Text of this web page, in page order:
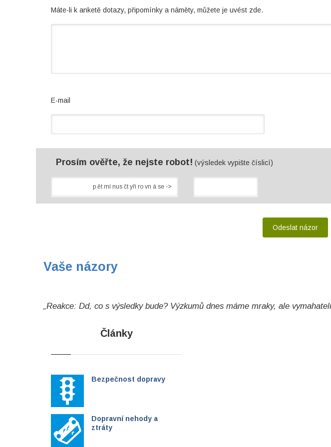
Máte-li k anketě dotazy, připomínky a náměty, můžete je uvést zde.
E-mail
Prosím ověřte, že nejste robot! (výsledek vypište číslicí)
Vaše názory
„Reakce: Dd, co s výsledky bude? Výzkumů dnes máme mraky, ale
Články
Bezpečnost dopravy
Dopravní nehody a
ztráty